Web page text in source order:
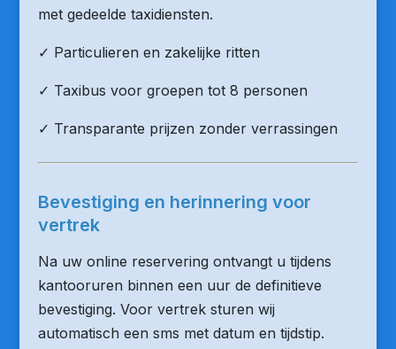
met gedeelde taxidiensten.
✓ Particulieren en zakelijke ritten
✓ Taxibus voor groepen tot 8 personen
✓ Transparante prijzen zonder verrassingen
Bevestiging en herinnering voor
vertrek
Na uw online reservering ontvangt u tijdens
kantooruren binnen een uur de definitieve
bevestiging. Voor vertrek sturen wij
automatisch een sms met datum en tijdstip.